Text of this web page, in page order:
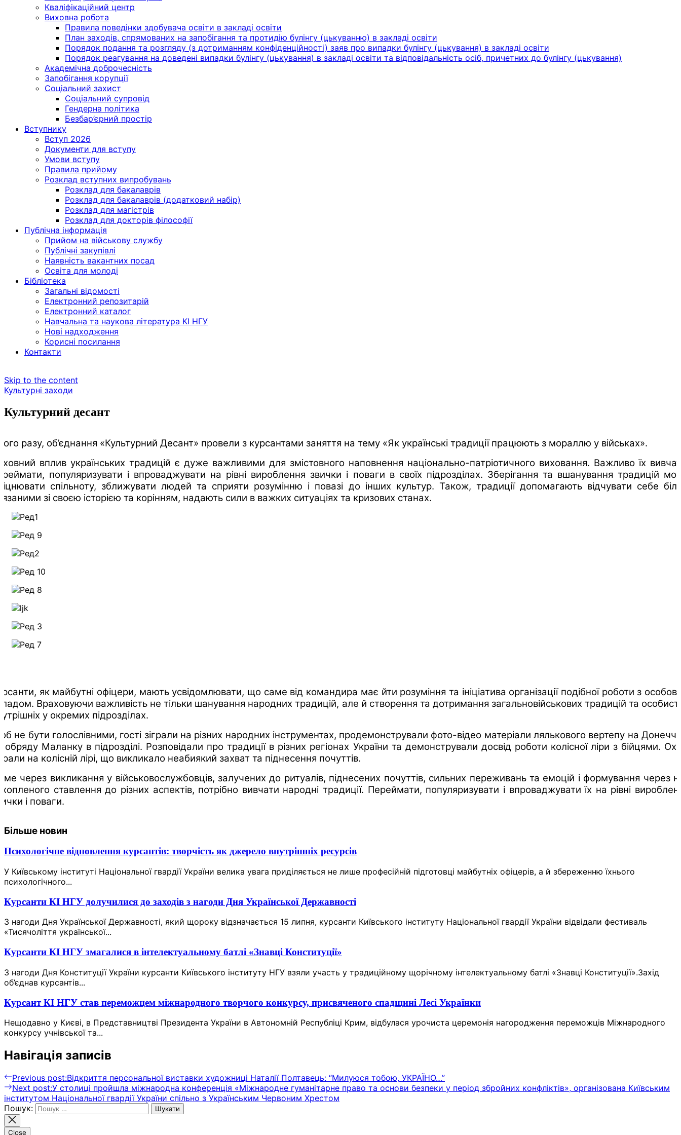
Кваліфікаційний центр
Виховна робота
Правила поведінки здобувача освіти в закладі освіти
План заходів, спрямованих на запобігання та протидію булінгу (цькуванню) в закладі освіти
Порядок подання та розгляду (з дотриманням конфіденційності) заяв про випадки булінгу (цькування) в закладі освіти
Порядок реагування на доведені випадки булінгу (цькування) в закладі освіти та відповідальність осіб, причетних до булінгу (цькування)
Академічна доброчесність
Запобігання корупції
Соціальний захист
Соціальний супровід
Гендерна політика
Безбар’єрний простір
Вступнику
Вступ 2026
Документи для вступу
Умови вступу
Правила прийому
Розклад вступних випробувань
Розклад для бакалаврів
Розклад для бакалаврів (додатковий набір)
Розклад для магістрів
Розклад для докторів філософії
Публічна інформація
Прийом на військову службу
Публічні закупівлі
Наявність вакантних посад
Освіта для молоді
Бібліотека
Загальні відомості
Електронний репозитарій
Електронний каталог
Навчальна та наукова література КІ НГУ
Нові надходження
Корисні посилання
Контакти
Skip to the content
Культурні заходи
Культурний десант
разу, об’єднання «Культурний Десант» провели з курсантами заняття на тему «Як українські традиції працюють з мораллю у військах».
вплив українських традицій є дуже важливими для змістовного наповнення національно-патріотичного виховання. Важливо їх
популяризувати і впроваджувати на рівні вироблення звички і поваги в своїх підрозділах. Зберігання та вшанування традицій
спільноту, зближувати людей та сприяти розумінню і повазі до інших культур. Також, традиції допомагають відчувати себе
зі своєю історією та корінням, надають сили в важких ситуаціях та кризових станах.
як майбутні офіцери, мають усвідомлювати, що саме від командира має йти розуміння та ініціатива організації подібної роботи з
Враховуючи важливість не тільки шанування народних традицій, але й створення та дотримання загальновійськових традицій та
у окремих підрозділах.
не бути голослівними, гості зіграли на різних народних інструментах, продемонстрували фото-відео матеріали лялькового вертепу на
обряду Маланку в підрозділі. Розповідали про традиції в різних регіонах України та демонстрували досвід роботи колісної ліри з бійцями.
на колісній лірі, що викликало неабиякий захват та піднесення почуттів.
через викликання у військовослужбовців, залучених до ритуалів, піднесених почуттів, сильних переживань та емоцій і формування через
ставлення до різних аспектів, потрібно вивчати народні традиції. Переймати, популяризувати і впроваджувати їх на рівні
і поваги.
Більше новин
Психологічне відновлення курсантів: творчість як джерело внутрішніх ресурсів
У Київському інституті Національної гвардії України велика увага приділяється не лише професійній підготовці майбутніх офіцерів, а й збереженню їхнього
психологічного...
Курсанти КІ НГУ долучилися до заходів з нагоди Дня Української Державності
З нагоди Дня Української Державності, який щороку відзначається 15 липня, курсанти Київського інституту Національної гвардії України відвідали фестиваль
«Тисячоліття української...
Курсанти КІ НГУ змагалися в інтелектуальному батлі «Знавці Конституції»
З нагоди Дня Конституції України курсанти Київського інституту НГУ взяли участь у традиційному щорічному інтелектуальному батлі «Знавці Конституції».Захід
об’єднав курсантів...
Курсант КІ НГУ став переможцем міжнародного творчого конкурсу, присвяченого спадщині Лесі Українки
Нещодавно у Києві, в Представництві Президента України в Автономній Республіці Крим, відбулася урочиста церемонія нагородження переможців Міжнародного
конкурсу учнівської та...
Навігація записів
Previous post:Відкриття персональної виставки художниці Наталії Полтавець: “Милуюся тобою, УКРАЇНО…”
Next post:У столиці пройшла міжнародна конференція «Міжнародне гуманітарне право та основи безпеки у період збройних конфліктів», організована Київським
інститутом Національної гвардії України спільно з Українським Червоним Хрестом
Пошук:
Close